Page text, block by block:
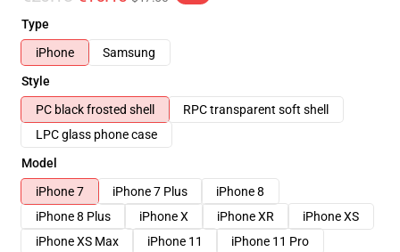
Type
iPhone
Samsung
Style
PC black frosted shell
RPC transparent soft shell
LPC glass phone case
Model
iPhone 7
iPhone 7 Plus
iPhone 8
iPhone 8 Plus
iPhone X iPhone XR
iPhone XS
iPhone XS Max
iPhone 11
iPhone 11 Pro